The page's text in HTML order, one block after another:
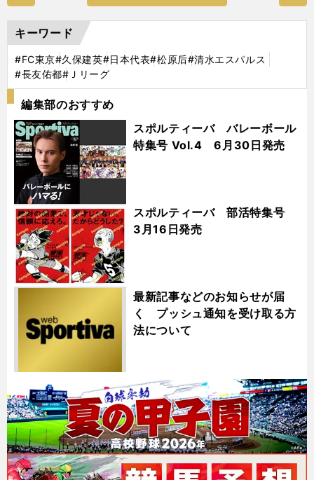
キーワード
#FC東京#久保建英#日本代表#松原后#清水エスパルス
#長友佑都#Ｊリーグ
編集部のおすすめ
スポルティーバ バレーボール
特集号 Vol.4 6月30日発売
スポルティーバ 部活特集号
3月16日発売
最新記事などのお知らせが届
く プッシュ通知を受け取る方
法について